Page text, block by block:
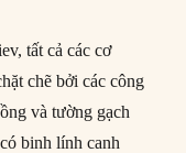
tất cả các cơ
chẽ bởi các công
và tường gạch
binh lính canh